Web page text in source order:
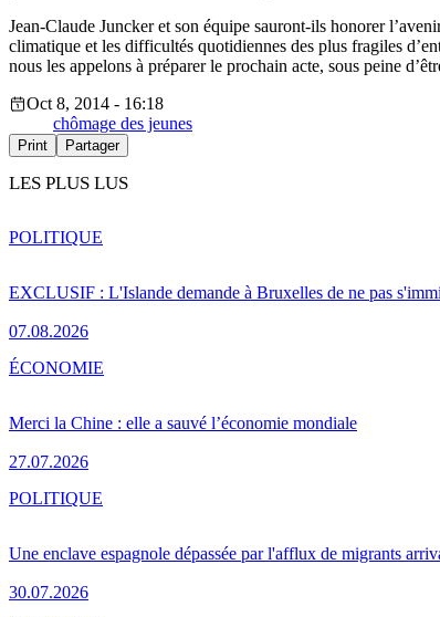
Jean-Claude Juncker et son équipe sauront-ils honorer
climatique et les difficultés quotidiennes des plus fragiles
nous les appelons à préparer le prochain acte, sous peine
Oct 8, 2014 - 16:18
chômage des jeunes
Print Partager
LES PLUS LUS
EXCLUSIF : L'Islande demande à Bruxelles de ne pas
07.08.2026
POLITIQUE
Merci la Chine : elle a sauvé l’économie mondiale
27.07.2026
ÉCONOMIE
Une enclave espagnole dépassée par l'afflux de migrants
30.07.2026
POLITIQUE